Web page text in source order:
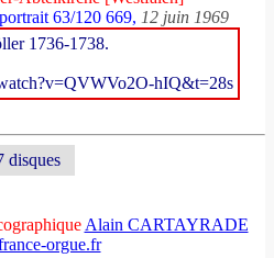
63/120 669, 12 juin 1969
1736-1738.
hIQ&t=28s
disques
Alain CARTAYRADE
orgue.fr